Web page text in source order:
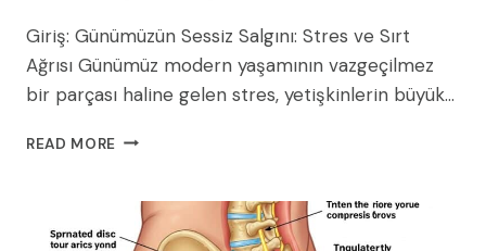
Giriş: Günümüzün Sessiz Salgını: Stres ve Sırt
Ağrısı Günümüz modern yaşamının vazgeçilmez
bir parçası haline gelen stres, yetişkinlerin büyük…
READ MORE STRESE
AĞRISI